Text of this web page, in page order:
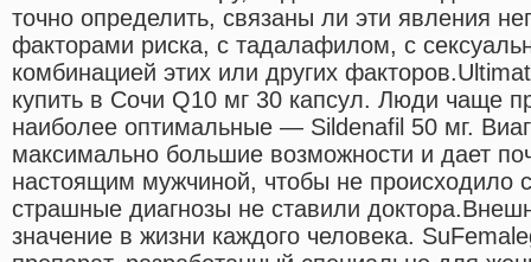
точно определить, связаны ли эти явления
факторами риска, с тадалафилом, с
комбинацией этих или других
купить в Сочи Q10 мг 30 капсул. Люди чаще
наиболее оптимальные — Sildenafil 50 мг.
максимально большие возможности и дает
настоящим мужчиной, чтобы не происходило
страшные диагнозы не ставили
значение в жизни каждого человека.